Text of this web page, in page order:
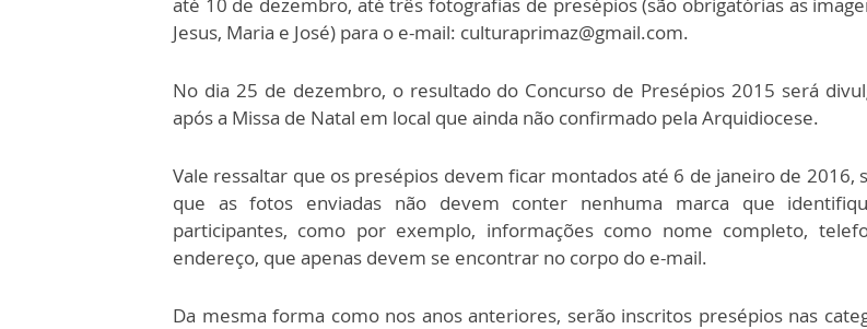
Jesus, Maria e José) para o e-mail: culturaprimaz@gmail.com.
No dia 25 de dezembro, o resultado do Concurso de Presépios 2015 será
após a Missa de Natal em local que ainda não confirmado pela Arquidiocese.
Vale ressaltar que os presépios devem ficar montados até 6 de janeiro de 2016,
que as fotos enviadas não devem conter nenhuma marca que
participantes, como por exemplo, informações como nome completo,
endereço, que apenas devem se encontrar no corpo do e-mail.
Da mesma forma como nos anos anteriores, serão inscritos presépios nas